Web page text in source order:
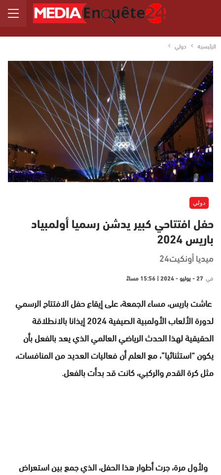
الرئيسية دولي
دولي
حفل افتتاحي كبير يدشن رسميا أولمبياد
باريس 2024
ميديا أونكيت24
في 27 - يوليو - 2024 | 15:56 مساءً
عاشت باريس، مساء الجمعة، على إيقاع حفل الافتتاح الرسمي
لدورة الألعاب الأولمبية الصيفية 2024 إيذانا بالانطلاقة
الحقيقية لهذا الحدث الرياضي العالمي الذي يعد بالفعل بأن
يكون “استثنائيا”، مع العلم أن فعاليات العديد من المنافسات،
مثل كرة القدم والركبي، كانت قد بدأت بالفعل.
ولأول مرة، جرت أطوار هذا الحفل، الذي جمع بين استعراض